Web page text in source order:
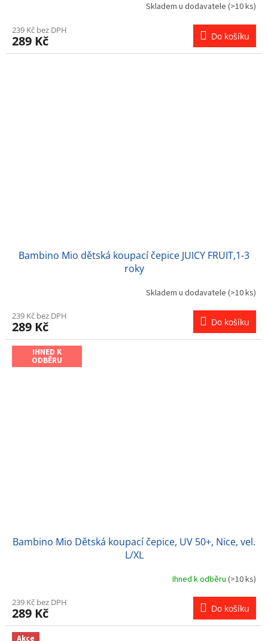
Skladem u dodavatele (>10 ks)
239 Kč bez DPH
289 Kč Do košíku
Bambino Mio dětská koupací čepice JUICY FRUIT,1-3
roky
Skladem u dodavatele (>10 ks)
239 Kč bez DPH
289 Kč Do košíku
IHNED K
ODBĚRU
Bambino Mio Dětská koupací čepice, UV 50+, Nice, vel.
L/XL
Ihned k odběru (>10 ks)
239 Kč bez DPH
289 Kč Do košíku
Akce